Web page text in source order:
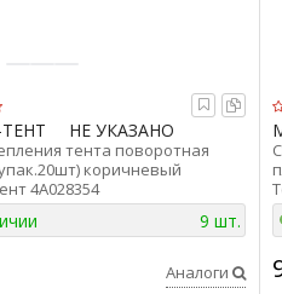
НЕ УКАЗАНО
тента поворотная
коричневый
4A028354
9 шт.
Аналоги